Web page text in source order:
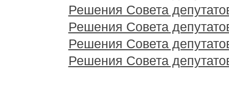
Решения Совета
Решения Совета
Решения Совета
Решения Совета